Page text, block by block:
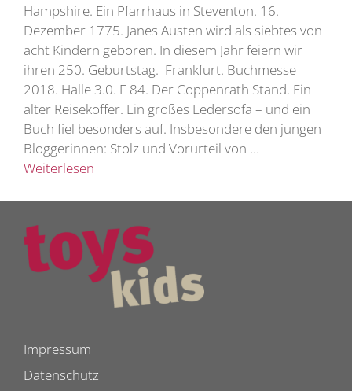
Hampshire. Ein Pfarrhaus in Steventon. 16.
Dezember 1775. Janes Austen wird als siebtes von
acht Kindern geboren. In diesem Jahr feiern wir
ihren 250. Geburtstag. Frankfurt. Buchmesse
2018. Halle 3.0. F 84. Der Coppenrath Stand. Ein
alter Reisekoffer. Ein großes Ledersofa – und ein
Buch fiel besonders auf. Insbesondere den jungen
Bloggerinnen: Stolz und Vorurteil von …
Weiterlesen
Impressum
Datenschutz